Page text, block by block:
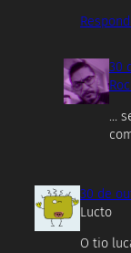
30
…
30 de
Lucto
O tio